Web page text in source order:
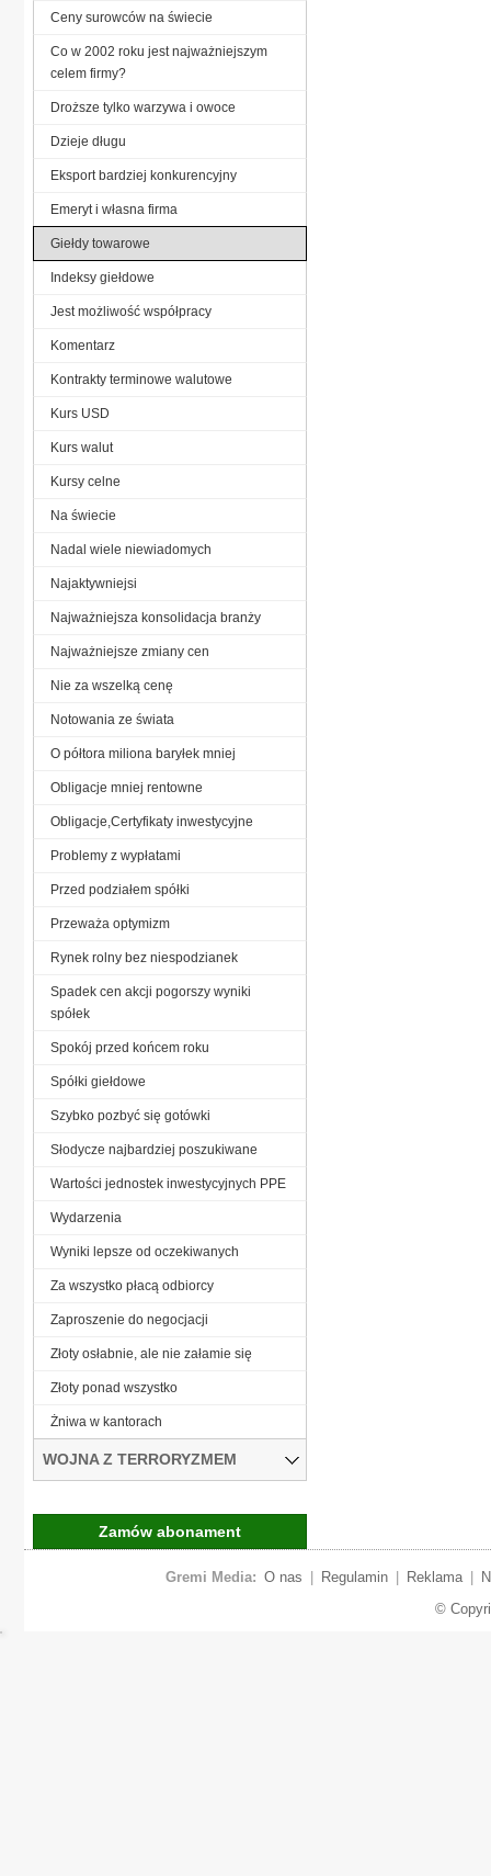
Ceny surowców na świecie
Co w 2002 roku jest najważniejszym
celem firmy?
Droższe tylko warzywa i owoce
Dzieje długu
Eksport bardziej konkurencyjny
Emeryt i własna firma
Giełdy towarowe
Indeksy giełdowe
Jest możliwość współpracy
Komentarz
Kontrakty terminowe walutowe
Kurs USD
Kurs walut
Kursy celne
Na świecie
Nadal wiele niewiadomych
Najaktywniejsi
Najważniejsza konsolidacja branży
Najważniejsze zmiany cen
Nie za wszelką cenę
Notowania ze świata
O półtora miliona baryłek mniej
Obligacje mniej rentowne
Obligacje,Certyfikaty inwestycyjne
Problemy z wypłatami
Przed podziałem spółki
Przeważa optymizm
Rynek rolny bez niespodzianek
Spadek cen akcji pogorszy wyniki
spółek
Spokój przed końcem roku
Spółki giełdowe
Szybko pozbyć się gotówki
Słodycze najbardziej poszukiwane
Wartości jednostek inwestycyjnych PPE
Wydarzenia
Wyniki lepsze od oczekiwanych
Za wszystko płacą odbiorcy
Zaproszenie do negocjacji
Złoty osłabnie, ale nie załamie się
Złoty ponad wszystko
Żniwa w kantorach
WOJNA Z TERRORYZMEM
Zamów abonament
Gremi Media: O nas Regulamin Reklama
©